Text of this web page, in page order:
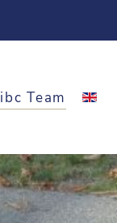
ibc Team